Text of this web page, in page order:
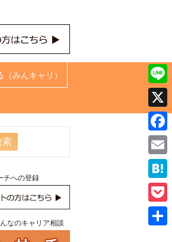
みんキャリ）
チへの登録
なのキャリア相談
Line
X
Email